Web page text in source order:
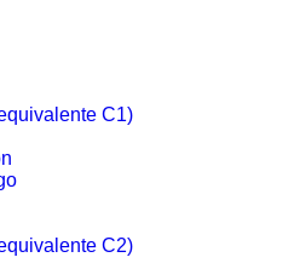
C1)
C2)